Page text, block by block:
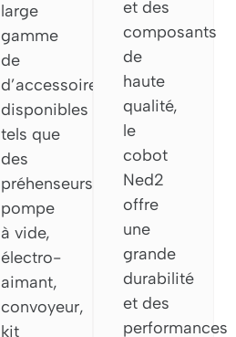
large
gamme
de
d’accessoires
disponibles
tels que
des
préhenseurs,
pompe
à vide,
électro-
aimant,
convoyeur,
kit
et des
composants
de
haute
qualité,
le
cobot
Ned2
offre
une
grande
durabilité
et des
performances